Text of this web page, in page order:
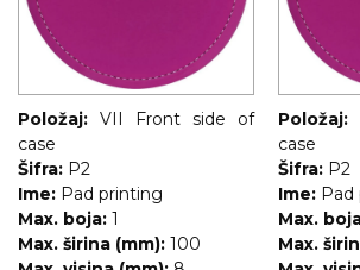
Položaj: VII Front side of
case
Šifra: P2
Ime: Pad printing
Max. boja: 1
Max. širina (mm): 100
Položaj:
case
Šifra: P2
Ime: Pad
Max.
Max.